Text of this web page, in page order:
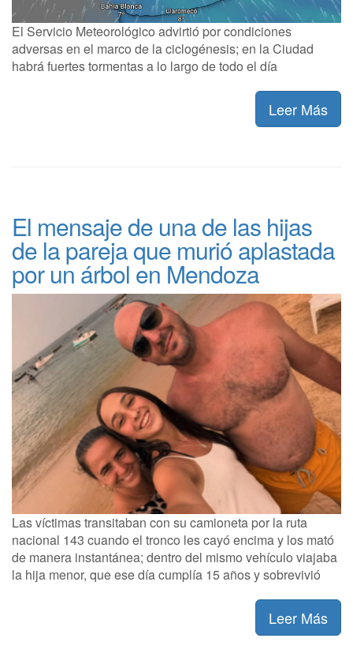
El Servicio Meteorológico advirtió por condiciones
adversas en el marco de la ciclogénesis; en la Ciudad
habrá fuertes tormentas a lo largo de todo el día
Leer Más
El mensaje de una de las hijas
de la pareja que murió aplastada
por un árbol en Mendoza
Las víctimas transitaban con su camioneta por la ruta
nacional 143 cuando el tronco les cayó encima y los mató
de manera instantánea; dentro del mismo vehículo viajaba
la hija menor, que ese día cumplía 15 años y sobrevivió
Leer Más